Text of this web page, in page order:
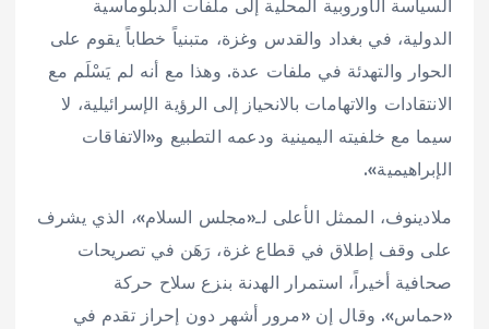
السياسة الأوروبية المحلية إلى ملفات الدبلوماسية
الدولية، في بغداد والقدس وغزة، متبنياً خطاباً يقوم على
الحوار والتهدئة في ملفات عدة. وهذا مع أنه لم يَسْلَم مع
الانتقادات والاتهامات بالانحياز إلى الرؤية الإسرائيلية، لا
سيما مع خلفيته اليمينية ودعمه التطبيع و«الاتفاقات
الإبراهيمية».
ملادينوف، الممثل الأعلى لـ«مجلس السلام»، الذي يشرف
على وقف إطلاق في قطاع غزة، رَهَن في تصريحات
صحافية أخيراً، استمرار الهدنة بنزع سلاح حركة
«حماس». وقال إن «مرور أشهر دون إحراز تقدم في